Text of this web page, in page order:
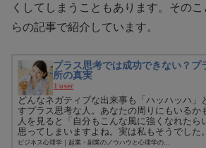
くしてしまうこともあります。その
らの記事で紹介しています。
プラス思考では成功できない？プ
所の真実
1 user
どんなネガティブな出来事も「ハッハッハ」
すプラス思考な人。あなたの周りにもいるか
人を見ると「自分もこんな風に強くなれたら
思ってしまいますよね。実は私もそうでした
の大失...
ビジネス心理学｜起業・副業のノウハウと心理学の...